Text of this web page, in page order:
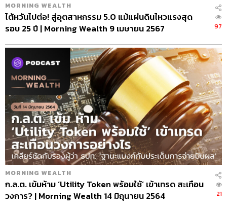
MORNING WEALTH
ไต้หวันไปต่อ! สู่อุตสาหกรรม 5.0 แม้แผ่นดินไหวแรงสุด
รอบ 25 ปี | Morning Wealth 9 เมษายน 2567
97
MORNING WEALTH
ก.ล.ต. เข้มห้าม ‘Utility Token พร้อมใช้’ เข้าเทรด สะเทือน
วงการ? | Morning Wealth 14 มิถุนายน 2564
21